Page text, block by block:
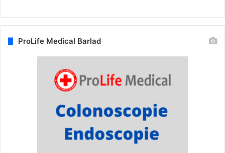
ProLife Medical Barlad